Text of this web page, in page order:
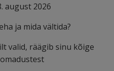
august 2026
ja mida vältida?
valid, räägib sinu kõige